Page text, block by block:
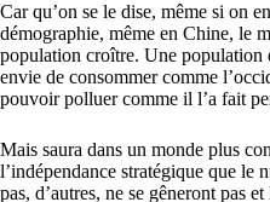
Car qu’on se le dise, même si on
démographie, même en Chine, le
population croître. Une population
envie de consommer comme
pouvoir polluer comme il l’a fait
Mais saura dans un monde plus
l’indépendance stratégique que le
pas, d’autres, ne se gêneront pas